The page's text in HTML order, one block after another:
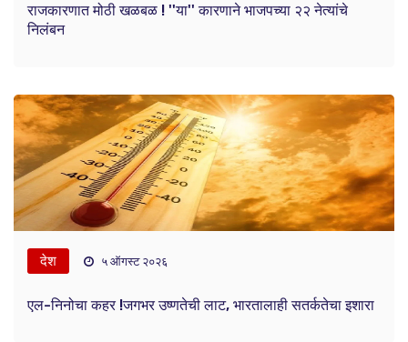
राजकारणात मोठी खळबळ ! ''या'' कारणाने भाजपच्या २२ नेत्यांचे
निलंबन
देश ५ ऑगस्ट २०२६
एल-निनोचा कहर !जगभर उष्णतेची लाट, भारतालाही सतर्कतेचा इशारा